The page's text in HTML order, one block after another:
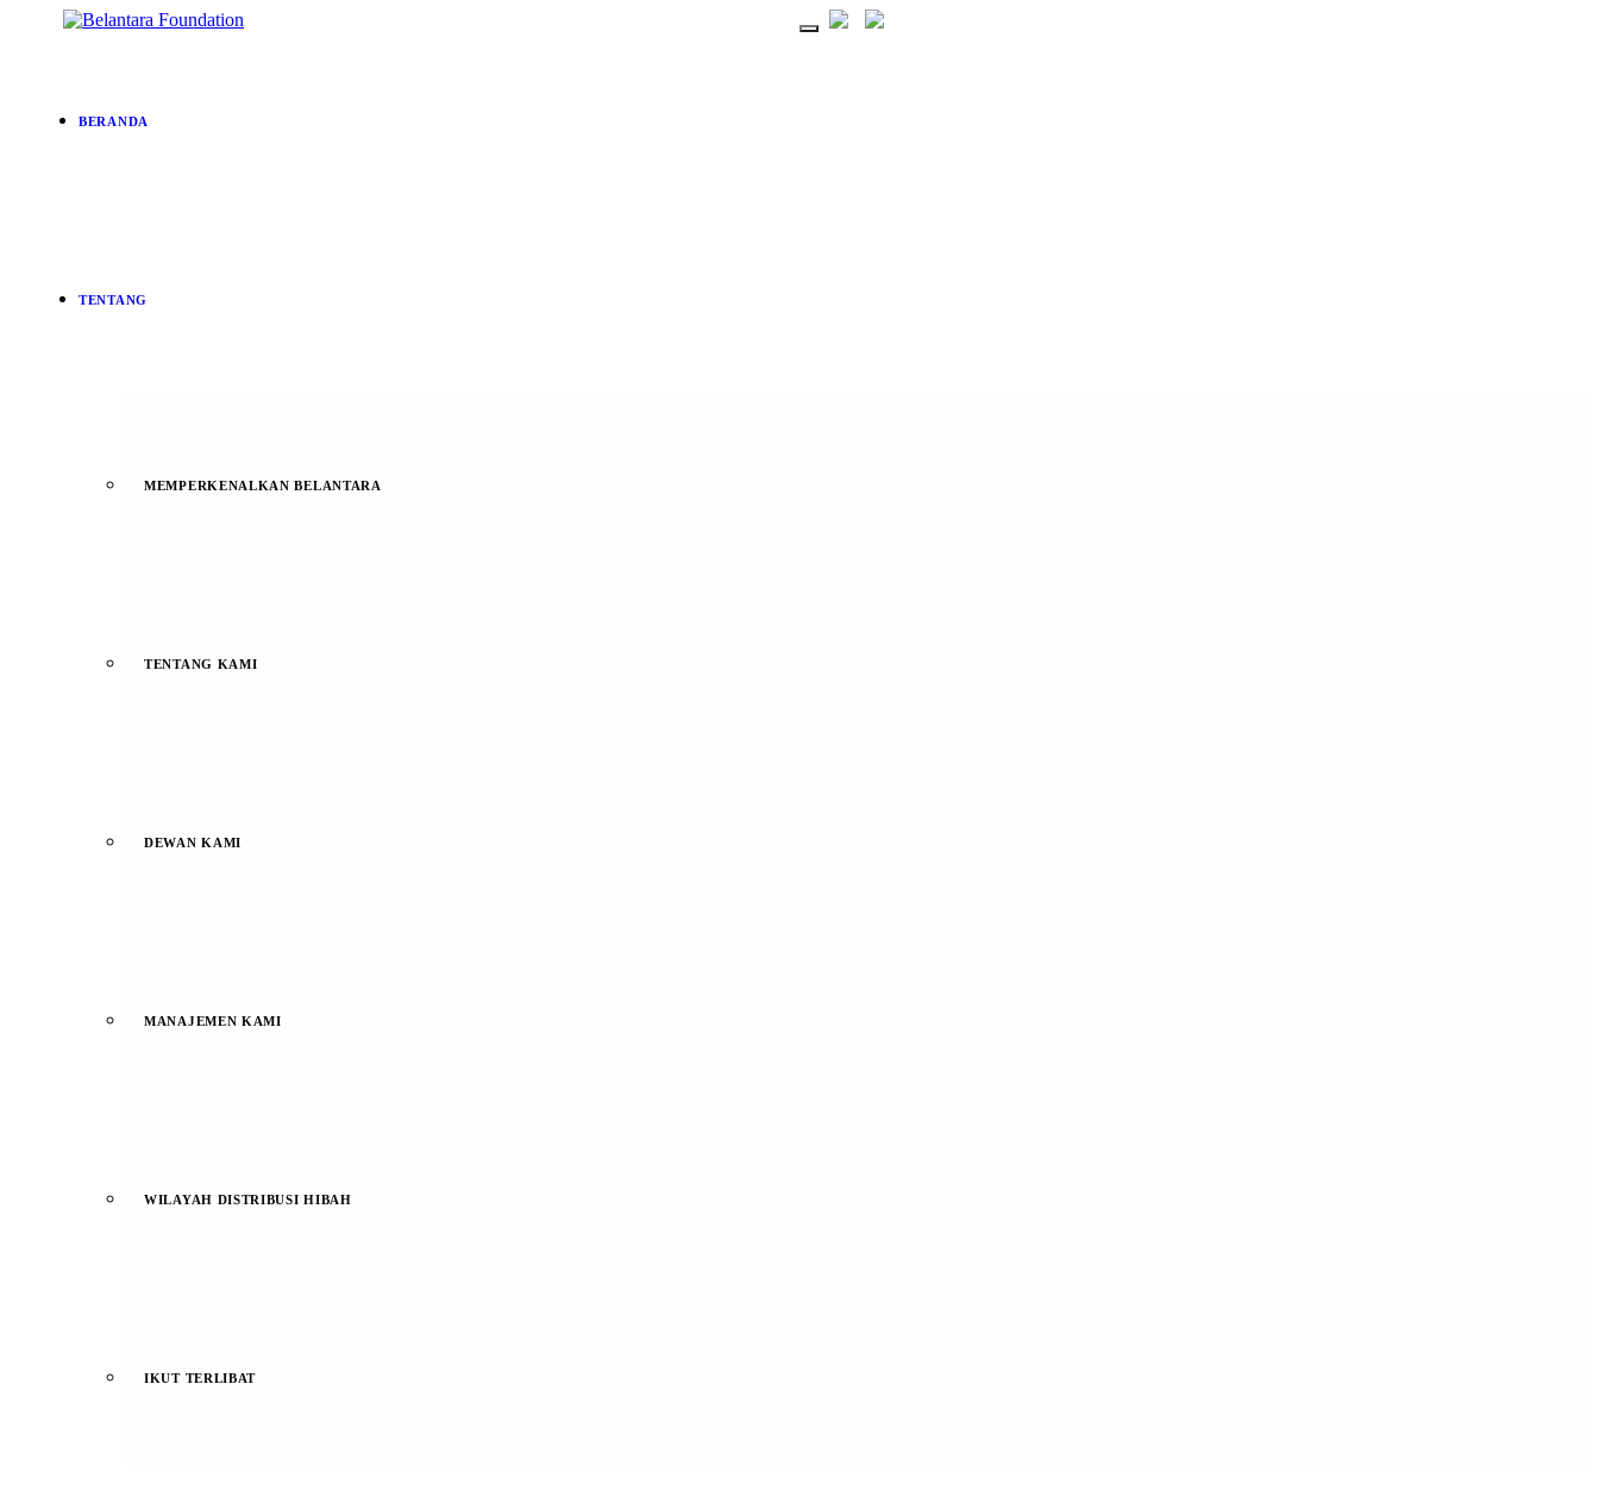
BERANDA
TENTANG
MEMPERKENALKAN BELANTARA
TENTANG KAMI
DEWAN KAMI
MANAJEMEN KAMI
WILAYAH DISTRIBUSI HIBAH
IKUT TERLIBAT